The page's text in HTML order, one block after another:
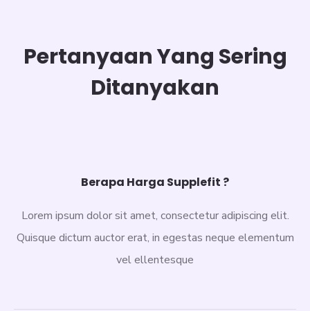
Pertanyaan Yang Sering
Ditanyakan
Berapa Harga Supplefit ?
Lorem ipsum dolor sit amet, consectetur adipiscing elit.
Quisque dictum auctor erat, in egestas neque elementum
vel ellentesque